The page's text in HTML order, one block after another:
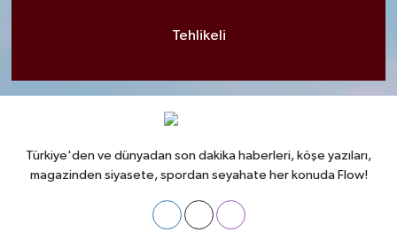
Tehlikeli
Türkiye'den ve dünyadan son dakika haberleri, köşe yazıları,
magazinden siyasete, spordan seyahate her konuda Flow!